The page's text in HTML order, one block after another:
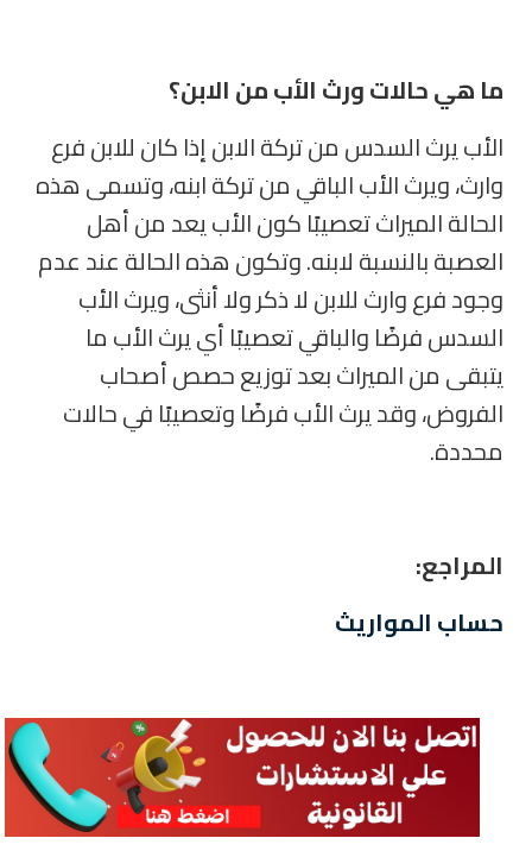
ما هي حالات ورث الأب من الابن؟
الأب يرث السدس من تركة الابن إذا كان للابن فرع
وارث، ويرث الأب الباقي من تركة ابنه، وتسمى هذه
الحالة الميراث تعصيبًا كون الأب يعد من أهل
العصبة بالنسبة لابنه.وتكون هذه الحالة عند عدم
وجود فرع وارث للابن لا ذكر ولا أنثى، ويرث الأب
السدس فرضًا والباقي تعصيبًا أي يرث الأب ما
يتبقى من الميراث بعد توزيع حصص أصحاب
الفروض، وقد يرث الأب فرضًا وتعصيبًا في حالات
محددة.
المراجع:
حساب المواريث